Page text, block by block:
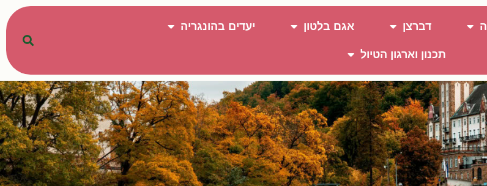
דברצן אגם בלטון יעדים בהונגריה
תכנון וארגון הטיול